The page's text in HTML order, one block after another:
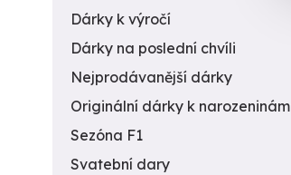
Dárky k výročí
Dárky na poslední chvíli
Nejprodávanější dárky
Originální dárky k narozeninám
Sezóna F1
Svatební dary